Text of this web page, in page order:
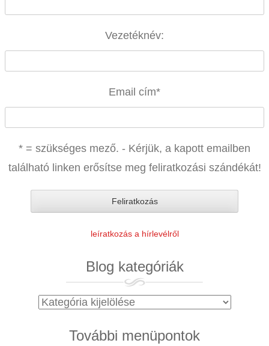
Vezetéknév:
Email cím*
* = szükséges mező. - Kérjük, a kapott emailben
található linken erősítse meg feliratkozási szándékát!
leíratkozás a hírlevélről
Blog kategóriák
Blog
További menüpontok